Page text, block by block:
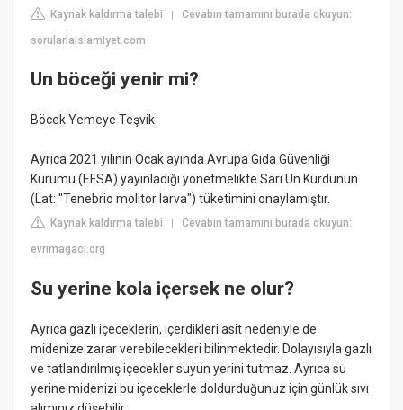
Kaynak kaldırma talebi |Cevabın tamamını burada okuyun:
sorularlaislamiyet.com
Un böceği yenir mi?
Böcek Yemeye Teşvik
Ayrıca 2021 yılının Ocak ayında Avrupa Gıda Güvenliği
Kurumu (EFSA) yayınladığı yönetmelikte Sarı Un Kurdunun
(Lat: "Tenebrio molitor larva") tüketimini onaylamıştır.
Kaynak kaldırma talebi |Cevabın tamamını burada okuyun:
evrimagaci.org
Su yerine kola içersek ne olur?
Ayrıca gazlı içeceklerin, içerdikleri asit nedeniyle de
midenize zarar verebilecekleri bilinmektedir. Dolayısıyla gazlı
ve tatlandırılmış içecekler suyun yerini tutmaz. Ayrıca su
yerine midenizi bu içeceklerle doldurduğunuz için günlük sıvı